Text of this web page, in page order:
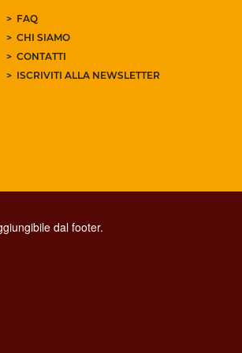
FAQ
CHI SIAMO
CONTATTI
ISCRIVITI ALLA NEWSLETTER
dal footer.